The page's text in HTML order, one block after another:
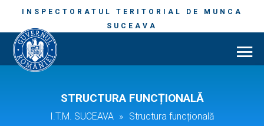
INSPECTORATUL TERITORIAL DE MUNCA
SUCEAVA
STRUCTURA FUNCȚIONALĂ
I.T.M. SUCEAVA » Structura funcțională